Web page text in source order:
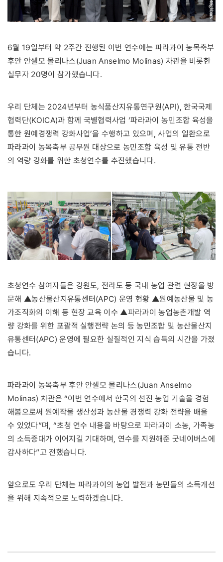
6월 19일부터 약 2주간 진행된 이번 연수에는 파라과이 농목축부
후안 안셀모 몰리나스(Juan Anselmo Molinas) 차관을 비롯한
실무자 20명이 참가했습니다.
우리 단체는 2024년부터 농식품산지유통연구원(API), 한국국제
협력단(KOICA)과 함께 국별협력사업 ‘파라과이 농민조합 육성을
통한 원예경쟁력 강화사업’을 수행하고 있으며, 사업의 일환으로
파라과이 농목축부 공무원 대상으로 농민조합 육성 및 유통 전반
의 역량 강화를 위한 초청연수를 추진했습니다.
초청연수 참여자들은 강원도, 전라도 등 국내 농업 관련 현장을 방
문해 ▲농산물산지유통센터(APC) 운영 현황 ▲원예농산물 및 농
가조직화의 이해 등 현장 교육 이수 ▲파라과이 농업농촌개발 역
량 강화를 위한 포괄적 실행전략 논의 등 농민조합 및 농산물산지
유통센터(APC) 운영에 필요한 실질적인 지식 습득의 시간을 가졌
습니다.
파라과이 농목축부 후안 안셀모 몰리나스(Juan Anselmo
Molinas) 차관은 “이번 연수에서 한국의 선진 농업 기술을 경험
해봄으로써 원예작물 생산성과 농산물 경쟁력 강화 전략을 배울
수 있었다”며, “초청 연수 내용을 바탕으로 파라과이 소농, 가족농
의 소득증대가 이어지길 기대하며, 연수를 지원해준 굿네이버스에
감사하다”고 전했습니다.
앞으로도 우리 단체는 파라과이의 농업 발전과 농민들의 소득개선
을 위해 지속적으로 노력하겠습니다.